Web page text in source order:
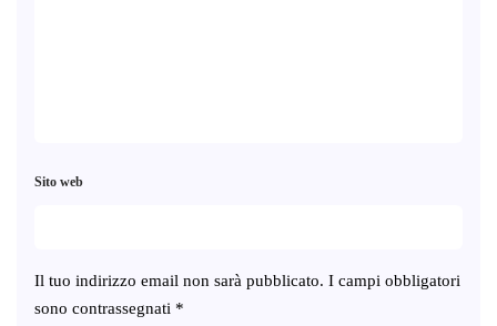
Il tuo indirizzo email non sarà pubblicato. I campi obbligatori
sono contrassegnati *
Sito web